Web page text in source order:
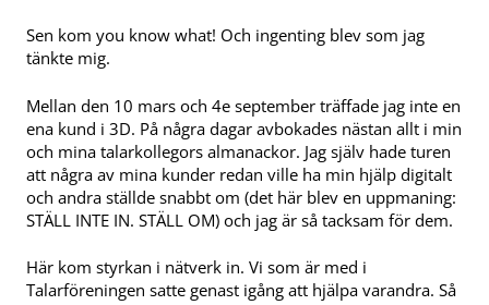
Sen kom you know what! Och ingenting blev som jag
tänkte mig.
Mellan den 10 mars och 4e september träffade jag inte en
ena kund i 3D. På några dagar avbokades nästan allt i min
och mina talarkollegors almanackor. Jag själv hade turen
att några av mina kunder redan ville ha min hjälp digitalt
och andra ställde snabbt om (det här blev en uppmaning:
STÄLL INTE IN. STÄLL OM) och jag är så tacksam för dem.
Här kom styrkan i nätverk in. Vi som är med i
Talarföreningen satte genast igång att hjälpa varandra. Så